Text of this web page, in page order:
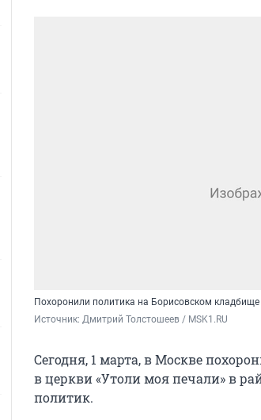
Похоронили политика на Борисовском кладбище
Источник: Дмитрий Толстошеев / MSK1.RU
Сегодня, 1 марта, в Москве
в церкви «Утоли моя печали» в
политик.